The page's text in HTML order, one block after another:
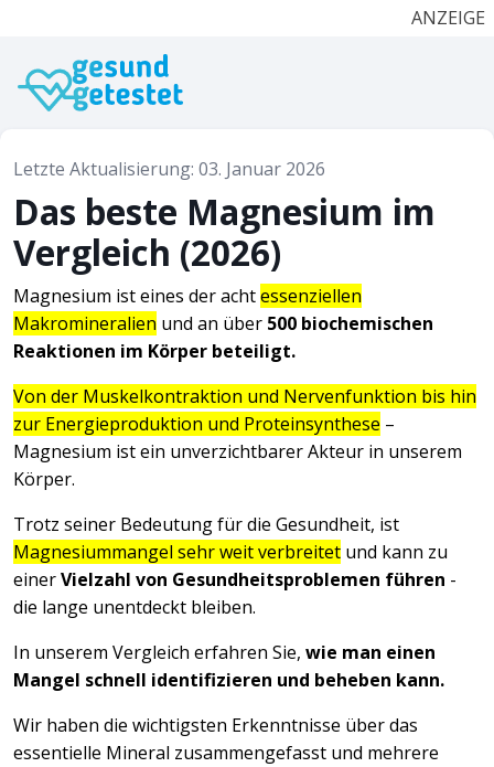
ANZEIGE
Letzte Aktualisierung: 03. Januar 2026
Das beste Magnesium im
Vergleich (2026)
Magnesium ist eines der achtessenziellen
Makromineralien und an über 500 biochemischen
Reaktionen im Körper beteiligt.
Von der Muskelkontraktion und Nervenfunktion bis hin
zur Energieproduktion und Proteinsynthese –
Magnesium ist ein unverzichtbarer Akteur in unserem
Körper.
Trotz seiner Bedeutung für die Gesundheit, ist
Magnesiummangel sehr weit verbreitet und kann zu
einerVielzahl von Gesundheitsproblemen führen -
die lange unentdeckt bleiben.
In unserem Vergleich erfahren Sie, wie man einen
Mangel schnell identifizieren und beheben kann.
Wir haben die wichtigsten Erkenntnisse über das
essentielle Mineral zusammengefasst und mehrere